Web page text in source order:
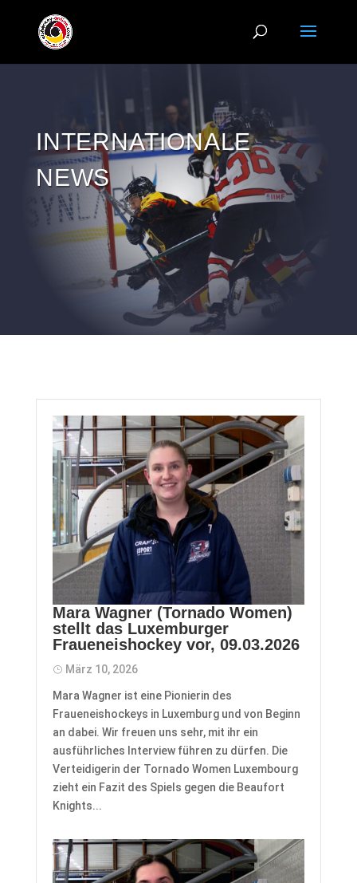
INTERNATIONALE
NEWS
Mara Wagner (Tornado Women)
stellt das Luxemburger
Fraueneishockey vor, 09.03.2026
März 10, 2026
Mara Wagner ist eine Pionierin des
Fraueneishockeys in Luxemburg und von Beginn
an dabei. Wir freuen uns sehr, mit ihr ein
ausführliches Interview führen zu dürfen. Die
Verteidigerin der Tornado Women Luxembourg
zieht ein Fazit des Spiels gegen die Beaufort
Knights...